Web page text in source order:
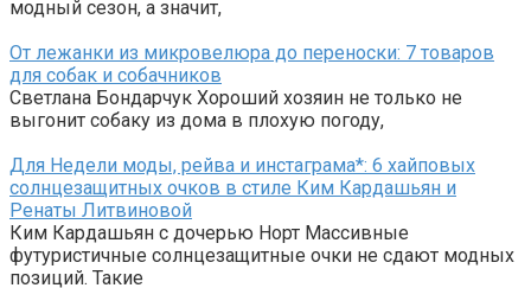
модный сезон, а значит,
От лежанки из микровелюра до переноски: 7 товаров
для собак и собачников
Светлана Бондарчук Хороший хозяин не только не
выгонит собаку из дома в плохую погоду,
Для Недели моды, рейва и инстаграма*: 6 хайповых
солнцезащитных очков в стиле Ким Кардашьян и
Ренаты Литвиновой
Ким Кардашьян с дочерью Норт Массивные
футуристичные солнцезащитные очки не сдают модных
позиций. Такие